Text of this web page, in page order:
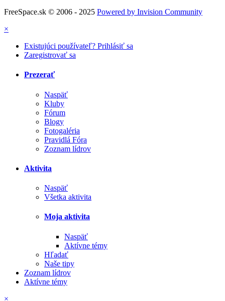
FreeSpace.sk © 2006 - 2025 Powered by Invision Community
×
Existujúci používateľ? Prihlásiť sa
Zaregistrovať sa
Prezerať
Naspäť
Kluby
Fórum
Blogy
Fotogaléria
Pravidlá Fóra
Zoznam lídrov
Aktivita
Naspäť
Všetka aktivita
Moja aktivita
Naspäť
Aktívne témy
Hľadať
Naše tipy
Zoznam lídrov
Aktívne témy
×